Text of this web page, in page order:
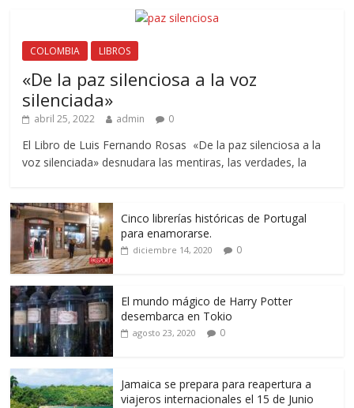
COLOMBIA LIBROS
«De la paz silenciosa a la voz
silenciada»
abril 25, 2022 admin 0
El Libro de Luis Fernando Rosas «De la paz silenciosa a la
voz silenciada» desnudara las mentiras, las verdades, la
Cinco librerías históricas de Portugal
para enamorarse.
diciembre 14, 2020 0
El mundo mágico de Harry Potter
desembarca en Tokio
agosto 23, 2020 0
Jamaica se prepara para reapertura a
viajeros internacionales el 15 de Junio